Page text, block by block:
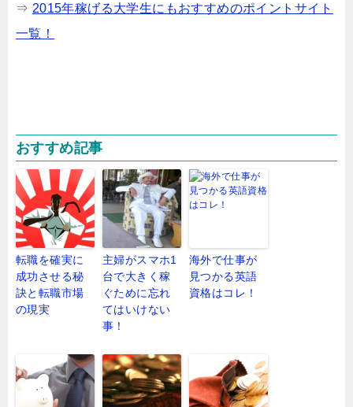
⇒ 2015年稼げる大学生にもおすすめのポイントサイト
一覧！
おすすめ記事
転職を確実に
成功させる秘
訣と転職市場
の現実
主婦がスマホ1
台で大きく稼
ぐために忘れ
てはいけない
事！
海外で仕事が
見つかる英語
資格はコレ！